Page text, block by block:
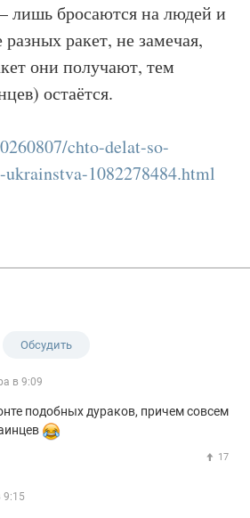
лишь бросаются на людей и
ракет, не замечая,
они получают, тем
остаётся.
chto-delat-so-
1082278484.html
Обсудить
в 9:09
подобных дураков, причем совсем
17
9:15